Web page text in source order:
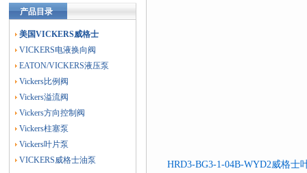
产品目录
美国VICKERS威格士
VICKERS电液换向阀
EATON/VICKERS液压泵
Vickers比例阀
Vickers溢流阀
Vickers方向控制阀
Vickers柱塞泵
Vickers叶片泵
VICKERS威格士油泵
HRD3-BG3-1-04B-WYD2威格士